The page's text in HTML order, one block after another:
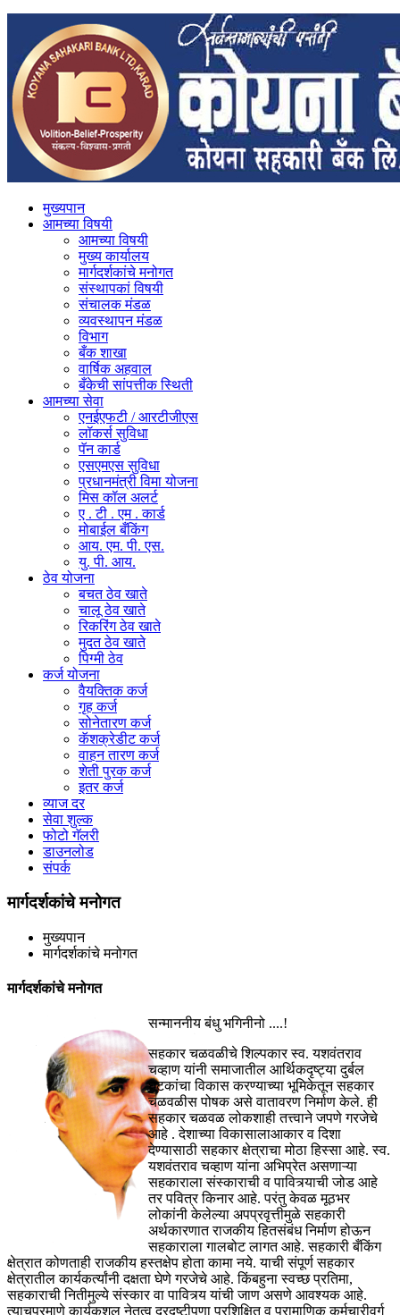
मुख्यपान
आमच्या विषयी
आमच्या विषयी
मुख्य कार्यालय
मार्गदर्शकांचे मनोगत
संस्थापकां विषयी
संचालक मंडळ
व्यवस्थापन मंडळ
विभाग
बँक शाखा
वार्षिक अहवाल
बँकेची सांपत्तीक स्थिती
आमच्या सेवा
एनईएफटी / आरटीजीएस
लॉकर्स सुविधा
पॅन कार्ड
एसएमएस सुविधा
प्रधानमंत्री विमा योजना
मिस कॉल अलर्ट
ए . टी . एम . कार्ड
मोबाईल बँकिंग
आय. एम. पी. एस.
यु. पी. आय.
ठेव योजना
बचत ठेव खाते
चालू ठेव खाते
रिकरिंग ठेव खाते
मुदत ठेव खाते
पिग्मी ठेव
कर्ज योजना
वैयक्तिक कर्ज
गृह कर्ज
सोनेतारण कर्ज
कॅशक्रेडीट कर्ज
वाहन तारण कर्ज
शेती पुरक कर्ज
इतर कर्ज
व्याज दर
सेवा शुल्क
फोटो गॅलरी
डाउनलोड
संपर्क
मार्गदर्शकांचे मनोगत
मुख्यपान
मार्गदर्शकांचे मनोगत
मार्गदर्शकांचे मनोगत
सन्माननीय बंधु भगिनीनो ....!
सहकार चळवळीचे शिल्पकार स्व. यशवंतराव
चव्हाण यांनी समाजातील आर्थिकदृष्ट्या दुर्बल
घटकांचा विकास करण्याच्या भूमिकेतून सहकार
चळवळीस पोषक असे वातावरण निर्माण केले. ही
सहकार चळवळ लोकशाही तत्त्वाने जपणे गरजेचे
आहे . देशाच्या विकासालाआकार व दिशा
देण्यासाठी सहकार क्षेत्राचा मोठा हिस्सा आहे. स्व.
यशवंतराव चव्हाण यांना अभिप्रेत असणाऱ्या
सहकाराला संस्काराची व पावित्र्याची जोड आहे
तर पवित्र किनार आहे. परंतु केवळ मूठभर
लोकांनी केलेल्या अपप्रवृत्तीमुळे सहकारी
अर्थकारणात राजकीय हितसंबंध निर्माण होऊन
सहकाराला गालबोट लागत आहे. सहकारी बँकिंग
क्षेत्रात कोणताही राजकीय हस्तक्षेप होता कामा नये. याची संपूर्ण सहकार
क्षेत्रातील कार्यकर्त्यांनी दक्षता घेणे गरजेचे आहे. किंबहुना स्वच्छ प्रतिमा,
सहकाराची नितीमुल्ये संस्कार वा पावित्र्य यांची जाण असणे आवश्यक आहे.
त्याचप्रमाणे कार्यकुशल नेतृत्व दूरदृष्टीपणा प्रशिक्षित व प्रामाणिक कर्मचारीवर्ग